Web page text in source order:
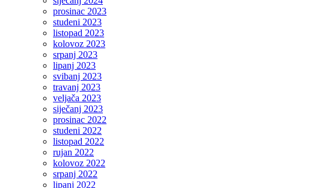
prosinac 2023
studeni 2023
listopad 2023
kolovoz 2023
srpanj 2023
lipanj 2023
svibanj 2023
travanj 2023
veljača 2023
siječanj 2023
prosinac 2022
studeni 2022
listopad 2022
rujan 2022
kolovoz 2022
srpanj 2022
lipanj 2022